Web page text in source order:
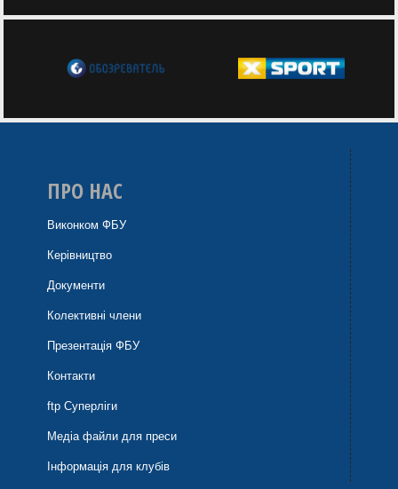
ПРО НАС
Виконком ФБУ
Керівництво
Документи
Колективні члени
Презентація ФБУ
Контакти
ftp Суперліги
Медіа файли для преси
Інформація для клубів